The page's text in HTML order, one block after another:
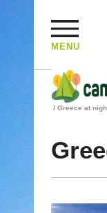
MENU
HOME/
/ Greece at